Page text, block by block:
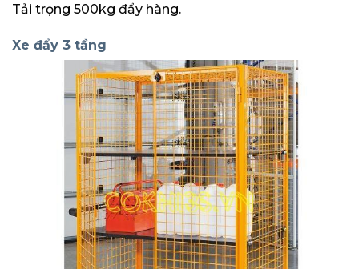
Tải trọng 500kg đẩy hàng.
Xe đẩy 3 tầng